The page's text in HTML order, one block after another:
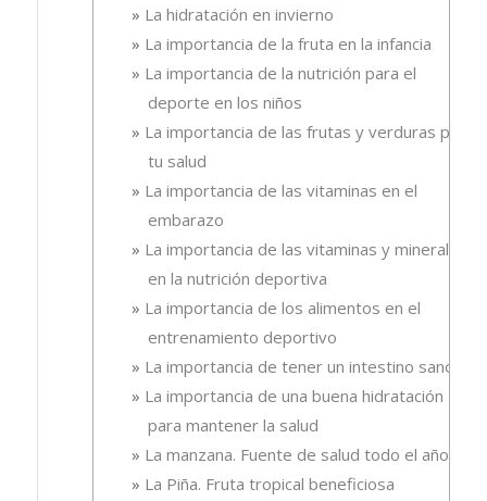
La hidratación en invierno
La importancia de la fruta en la infancia
La importancia de la nutrición para el
deporte en los niños
La importancia de las frutas y verduras para
tu salud
La importancia de las vitaminas en el
embarazo
La importancia de las vitaminas y minerales
en la nutrición deportiva
La importancia de los alimentos en el
entrenamiento deportivo
La importancia de tener un intestino sano
La importancia de una buena hidratación
para mantener la salud
La manzana. Fuente de salud todo el año
La Piña. Fruta tropical beneficiosa